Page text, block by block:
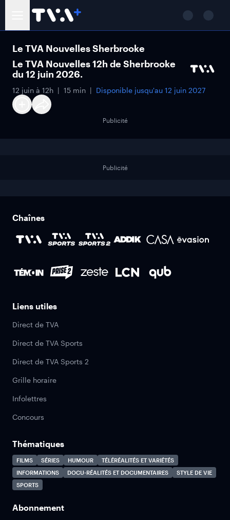
Le TVA Nouvelles Sherbrooke
Le TVA Nouvelles 12h de Sherbrooke
du 12 juin 2026.
12 juin à 12h 15 min Disponible jusqu'au 12 juin 2027
Publicité
Publicité
Chaînes
Liens utiles
Direct de TVA
Direct de TVA Sports
Direct de TVA Sports 2
Grille horaire
Infolettres
Concours
Thématiques
FILMS SÉRIES HUMOUR
TÉLÉRÉALITÉS ET VARIÉTÉS
INFORMATIONS
DOCU-RÉALITÉS ET DOCUMENTAIRES
STYLE DE VIE
SPORTS
Abonnement